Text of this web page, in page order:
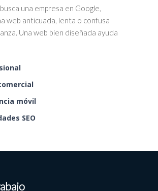
una empresa en Google,
web anticuada, lenta o confusa
Una web bien diseñada ayuda
móvil
SEO